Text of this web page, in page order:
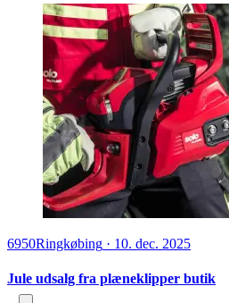
6950Ringkøbing · 10. dec. 2025
Jule udsalg fra plæneklipper butik